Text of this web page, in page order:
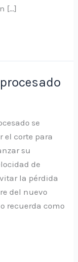
[…]
se
el corte para
su
de
la pérdida
del nuevo
recuerda como